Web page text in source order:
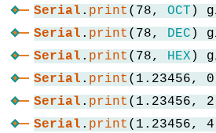
론)
//
(한
줄
주
석)
Serial . print (78,OCT )
Serial . print (78, DEC )
Serial . print (78, HEX )
Serial . print (1.23456,
Serial . print (1.23456,
Serial . print (1.23456,